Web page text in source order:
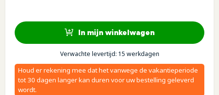
In mijn winkelwagen
Verwachte levertijd: 15 werkdagen
Houd er rekening mee dat het vanwege de vakantieperiode
tot 30 dagen langer kan duren voor uw bestelling geleverd
wordt.